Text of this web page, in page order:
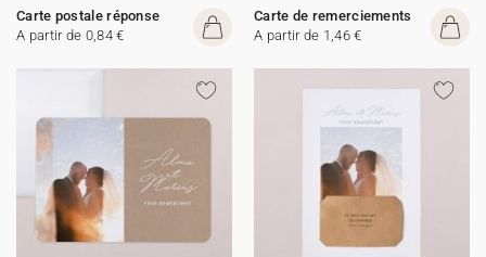
Carte postale réponse
A partir de 0,84 €
Carte de remerciements
A partir de 1,46 €